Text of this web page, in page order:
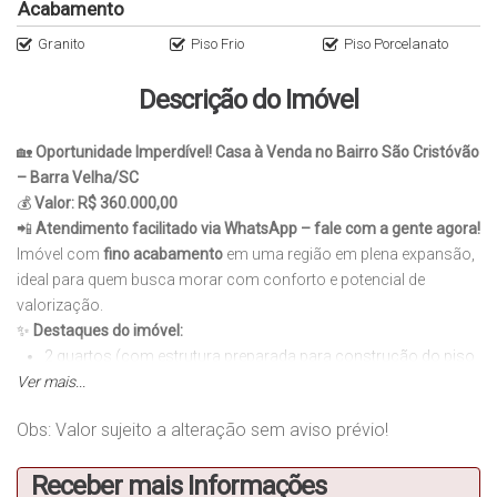
Acabamento
Granito Piso Frio Piso Porcelanato
Descrição do Imóvel
🏡Oportunidade Imperdível! Casa à Venda no Bairro São Cristóvão
– Barra Velha/SC
💰Valor: R$ 360.000,00
📲 Atendimento facilitado via WhatsApp – fale com a gente agora!
Imóvel com fino acabamento em uma região em plena expansão,
ideal para quem busca morar com conforto e potencial de
valorização.
✨ Destaques do imóvel:
2 quartos (com estrutura preparada para construção do piso
superior)
Acabamento de alta qualidade com granito e piso porcelanato
Área de serviço funcional
Ver mais...
Obs: Valor sujeito a alteração sem aviso prévio!
Receber mais Informações